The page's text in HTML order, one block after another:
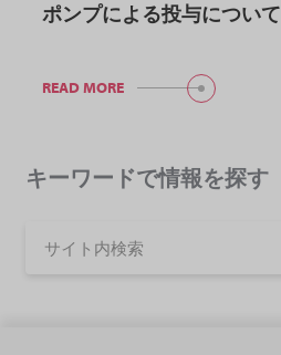
ポンプによる投与について
READ MORE
キーワードで情報を探す